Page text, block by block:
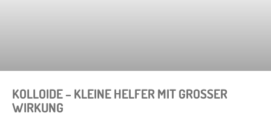
KOLLOIDE – KLEINE HELFER MIT GROSSER W
IRKUNG